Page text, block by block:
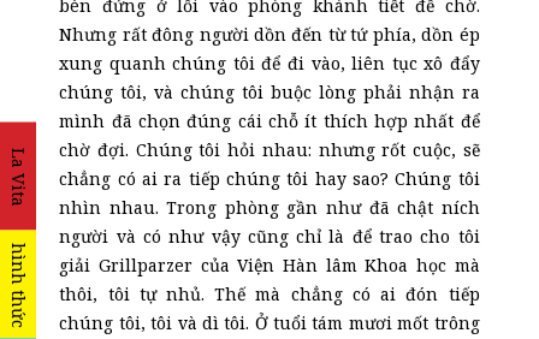
La Vita
hình thức
bèn đứng ở lối vào phòng khánh tiết để chờ.
Nhưng rất đông người dồn đến từ tứ phía, dồn ép
xung quanh chúng tôi để đi vào, liên tục xô đẩy
chúng tôi, và chúng tôi buộc lòng phải nhận ra
mình đã chọn đúng cái chỗ ít thích hợp nhất để
chờ đợi. Chúng tôi hỏi nhau: nhưng rốt cuộc, sẽ
chẳng có ai ra tiếp chúng tôi hay sao? Chúng tôi
nhìn nhau. Trong phòng gần như đã chật ních
người và có như vậy cũng chỉ là để trao cho tôi
giải Grillparzer của Viện Hàn lâm Khoa học mà
thôi, tôi tự nhủ. Thế mà chẳng có ai đón tiếp
chúng tôi, tôi và dì tôi. Ở tuổi tám mươi mốt trông